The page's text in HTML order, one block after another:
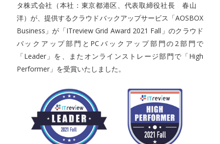
タ株式会社（本社：東京都港区、代表取締役社長 春山
洋）が、提供するクラウドバックアップサービス「AOSBOX
Business」が「ITreview Grid Award 2021 Fall」のクラウド
バックアップ部門とPCバックアップ部門の2部門で
「Leader」を、またオンラインストレージ部門で「High
Performer」を受賞いたしました。